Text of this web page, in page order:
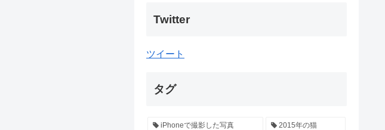
Twitter
ツイート
タグ
iPhoneで撮影した写真 2015年の猫